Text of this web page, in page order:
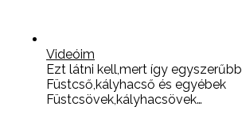
Videóim
Ezt látni kell,mert így egyszerűbb
Füstcső,kályhacső és egyébek
Füstcsövek,kályhacsövek…